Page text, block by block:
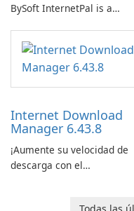
BySoft InternetPal is a
application designed to
monitor your internet
connection and provide real-
time insights into its
Internet Download
Manager 6.43.8
¡Aumente su velocidad de
descarga con el